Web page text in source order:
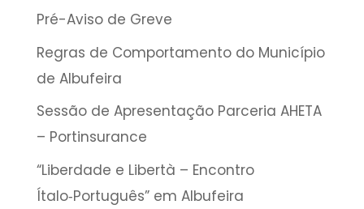
Pré-Aviso de Greve
Regras de Comportamento do Município
de Albufeira
Sessão de Apresentação Parceria AHETA
– Portinsurance
“Liberdade e Libertà – Encontro
Ítalo‑Português” em Albufeira